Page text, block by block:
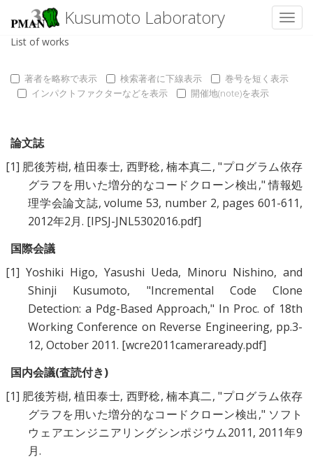
Kusumoto Laboratory
List of works
著者を略称で表示 検索著者に下線表示
巻号を短く表示
インパクトファクターなどを表示
開催地(note)を表示
論文誌
[1] 肥後芳樹,植田泰士, 西野稔,楠本真二, "プログラム依存
グラフを用いた増分的なコードクローン検出," 情報処
理学会論文誌, volume 53, number 2, pages 601-611,
2012年2月. [IPSJ-JNL5302016.pdf]
国際会議
[1] Yoshiki Higo, Yasushi Ueda, Minoru Nishino, and
Shinji Kusumoto, "Incremental Code Clone
Detection: a Pdg-Based Approach," In Proc. of 18th
Working Conference on Reverse Engineering, pp.3-
12, October 2011. [wcre2011cameraready.pdf]
国内会議(査読付き)
[1] 肥後芳樹,植田泰士, 西野稔,楠本真二, "プログラム依存
グラフを用いた増分的なコードクローン検出," ソフト
ウェアエンジニアリングシンポジウム2011, 2011年9
月.